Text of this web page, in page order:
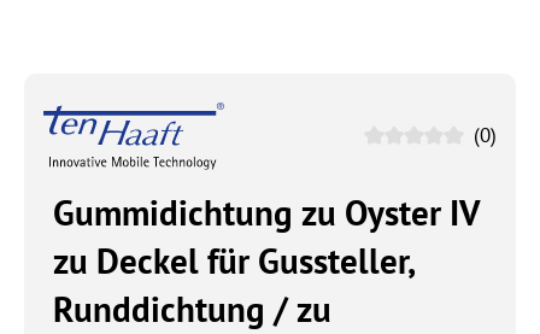
(0)
Gummidichtung zu Oyster IV
zu Deckel für Gussteller,
Runddichtung / zu